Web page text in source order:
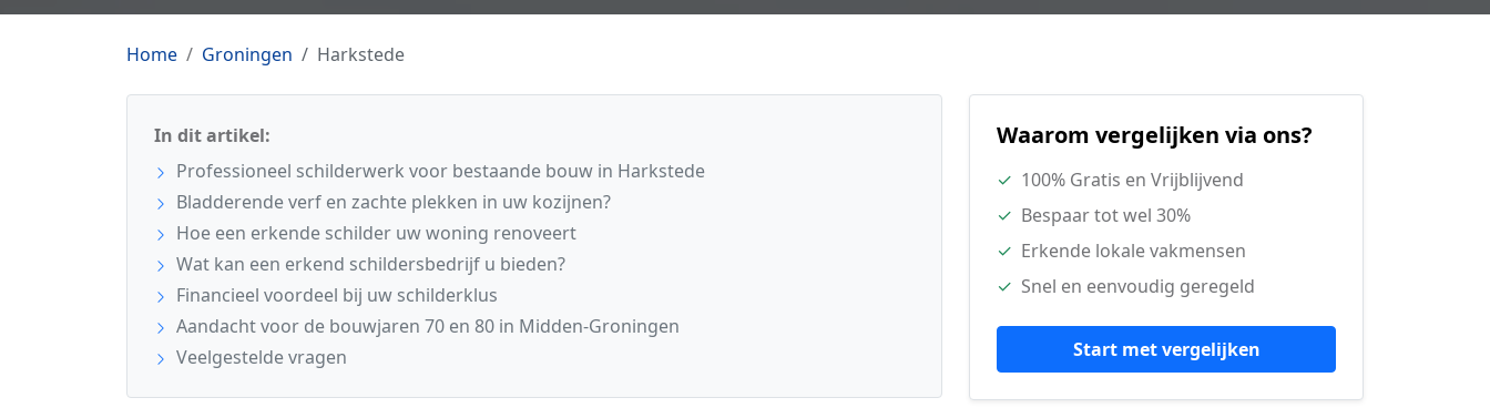
Home Groningen Harkstede
In dit artikel:
Professioneel schilderwerk voor bestaande bouw in Harkstede
Bladderende verf en zachte plekken in uw kozijnen?
Hoe een erkende schilder uw woning renoveert
Wat kan een erkend schildersbedrijf u bieden?
Financieel voordeel bij uw schilderklus
Aandacht voor de bouwjaren 70 en 80 in Midden-Groningen
Veelgestelde vragen
Waarom vergelijken via ons?
✓ 100% Gratis en Vrijblijvend
✓ Bespaar tot wel 30%
✓ Erkende lokale vakmensen
✓ Snel en eenvoudig geregeld
Start met vergelijken